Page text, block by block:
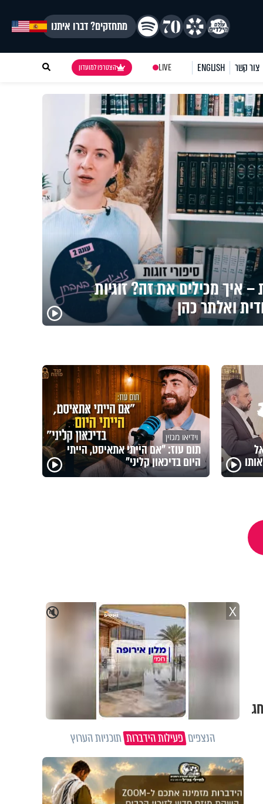
מתחזקים? דברו איתנו
צור קשר ENGLISH
LIVE הצטרפו למועדון
איך מכילים את זה? זוגיות
ואלתר כהן
וידיאו מגזין
תום עוז: "אם הייתי אתאיסט, הייתי
היום בדיכאון קליני"
🔇 X
הנצפיםפעילות הידברותתוכניות הערוץ